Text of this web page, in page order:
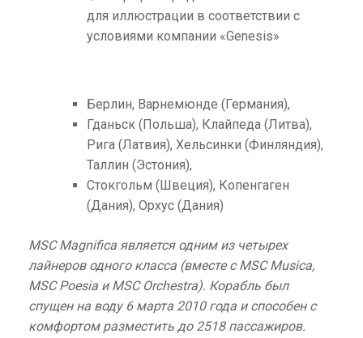
для иллюстрации в соответствии с
условиями компании «Genesis»
Берлин, Варнемюнде (Германия),
Гданьск (Польша), Клайпеда (Литва),
Рига (Латвия), Хельсинки (Финляндия),
Таллин (Эстония),
Стокгольм (Швеция), Копенгаген
(Дания), Орхус (Дания)
MSC Magnifica является одним из четырех
лайнеров одного класса (вместе с MSC Musica,
MSC Poesia и MSC Orchestra). Корабль был
спущен на воду 6 марта 2010 года и способен с
комфортом разместить до 2518 пассажиров.